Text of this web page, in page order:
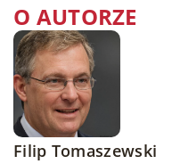
O AUTORZE
Filip Tomaszewski